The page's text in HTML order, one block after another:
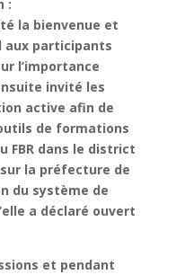
:
la bienvenue et
aux participants
l’importance
invité les
active afin de
de formations
FBR dans le district
la préfecture de
du système de
a déclaré ouvert
et pendant